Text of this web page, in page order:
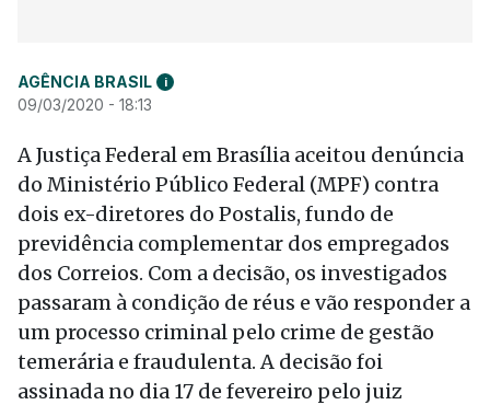
AGÊNCIA BRASIL i
09/03/2020 - 18:13
A Justiça Federal em Brasília aceitou denúncia
do Ministério Público Federal (MPF) contra
dois ex-diretores do Postalis, fundo de
previdência complementar dos empregados
dos Correios. Com a decisão, os investigados
passaram à condição de réus e vão responder a
um processo criminal pelo crime de gestão
temerária e fraudulenta. A decisão foi
assinada no dia 17 de fevereiro pelo juiz